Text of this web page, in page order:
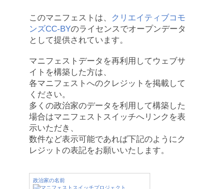
このマニフェストは、
クリエイティブコモ
ンズCC-BYのライセンスでオープンデータ
として提供されています。
マニフェストデータを再利用してウェブサ
イトを構築した方は、
各マニフェストへのクレジットを掲載して
ください。
多くの政治家のデータを利用して構築した
場合はマニフェストスイッチへリンクを表
示いただき、
数件など表示可能であれば下記のようにク
レジットの表記をお願いいたします。
政治家の名前